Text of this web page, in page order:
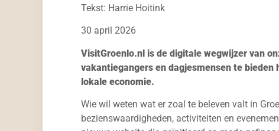
Tekst: Harrie Hoitink
30 april 2026
VisitGroenlo.nl is de digitale wegwijzer van
vakantiegangers en dagjesmensen te
lokale economie.
Wie wil weten wat er zoal te beleven valt in
bezienswaardigheden, activiteiten en